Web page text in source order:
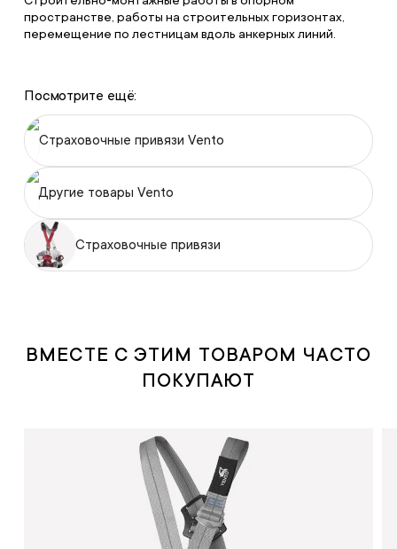
пространстве, работы на строительных горизонтах,
перемещение по лестницам вдоль анкерных линий.
Посмотрите ещё:
Страховочные привязи Vento
Другие товары Vento
Страховочные привязи
ВМЕСТЕ С ЭТИМ ТОВАРОМ ЧАСТО
ПОКУПАЮТ